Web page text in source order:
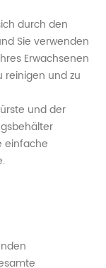
durch den
Sie verwenden
Erwachsenen
reinigen und zu
und der
einfache